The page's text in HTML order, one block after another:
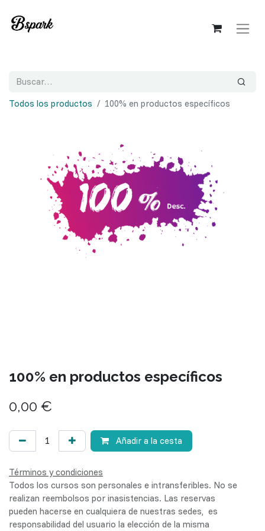
Todos los productos 100% en productos específicos
100% en productos específicos
0,00 €
Añadir a la cesta
Términos y condiciones
Todos los cursos son personales e intransferibles. No se
realizan reembolsos por inasistencias. Las reservas
pueden hacerse en cualquiera de nuestras sedes, es
responsabilidad del usuario la elección de la misma